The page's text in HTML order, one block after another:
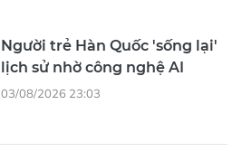
Người trẻ Hàn Quốc 'sống lại'
lịch sử nhờ công nghệ AI
03/08/2026 23:03